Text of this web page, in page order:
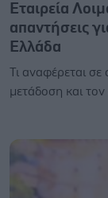
Εταιρεία
απαντήσεις
Ελλάδα
Τι αναφέρεται
μετάδοση και τον